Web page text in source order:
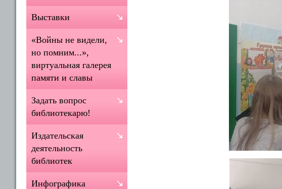
Выставки
«Войны не видели,
но помним...»,
виртуальная галерея
памяти и славы
Задать вопрос
библиотекарю!
Издательская
деятельность
библиотек
Инфографика